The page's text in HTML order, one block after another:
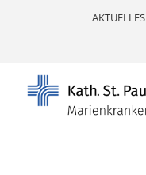
AKTUELLES